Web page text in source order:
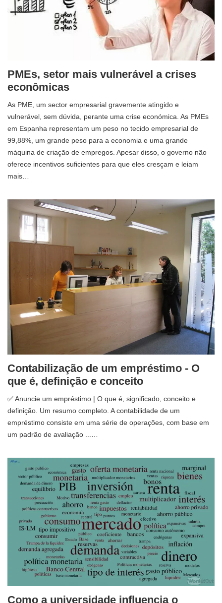
PMEs, setor mais vulnerável a crises
econômicas
As PME, um sector empresarial gravemente atingido e
vulnerável, sem dúvida, perante uma crise económica. As PMEs
em Espanha representam um peso no tecido empresarial de
99,88%, um grande peso para a economia e uma grande
máquina de criação de empregos. Apesar disso, o governo não
oferece incentivos suficientes para que eles cresçam e leiam
mais…
Contabilização de um empréstimo - O
que é, definição e conceito
✅ Anuncie um empréstimo | O que é, significado, conceito e
definição. Um resumo completo. A contabilidade de um
empréstimo consiste em uma série de operações, com base em
um padrão de avaliação ...…
Como a universidade influencia o